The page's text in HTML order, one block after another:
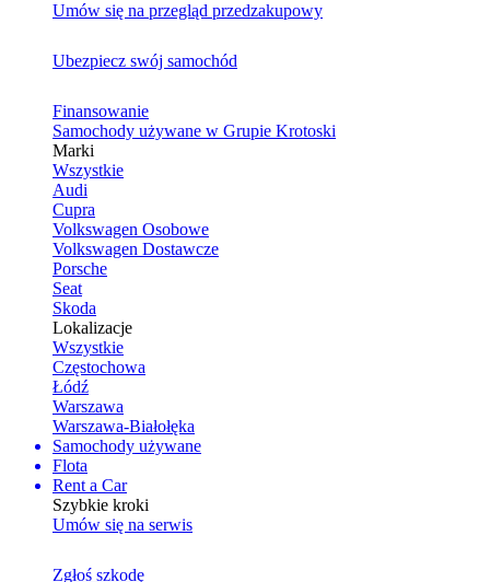
Umów się na przegląd przedzakupowy
Ubezpiecz swój samochód
Finansowanie
Samochody używane w Grupie Krotoski
Marki
Wszystkie
Audi
Cupra
Volkswagen Osobowe
Volkswagen Dostawcze
Porsche
Seat
Skoda
Lokalizacje
Wszystkie
Częstochowa
Łódź
Warszawa
Warszawa-Białołęka
Samochody używane
Flota
Rent a Car
Szybkie kroki
Umów się na serwis
Zgłoś szkodę